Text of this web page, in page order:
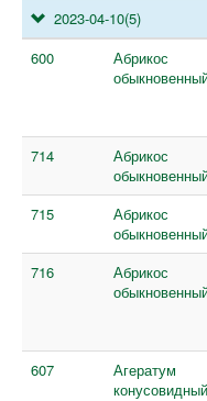
2023-04-10(5)
600
Абрикос
714
Абрикос
715
Абрикос
716
Абрикос
607
Агератум
конусовидный